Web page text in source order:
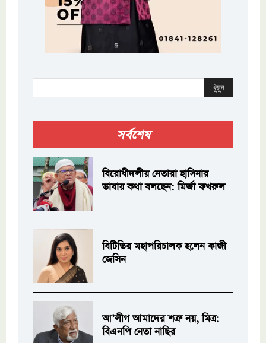
খুঁজুন
সর্বশেষ
বিরোধীদলীয় নেতারা হাসিনার
ভাষায় কথা বলছেন: মির্জা ফখরুল
বিটিভির মহাপরিচালক হলেন কাজী
জেসিন
আ’লীগ আমাদের শত্রু নয়, মিত্র:
বিএনপি নেতা নাছির